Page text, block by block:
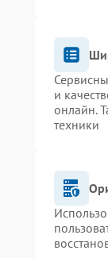
и
онлайн.
техники